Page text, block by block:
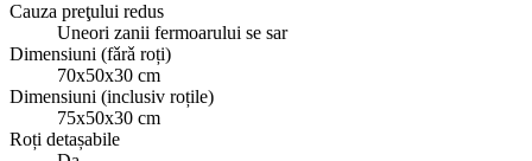
Cauza preţului redus
Uneori zanii fermoarului se sar
Dimensiuni (fǎrǎ roți)
70х50х30 cm
Dimensiuni (inclusiv roțile)
75х50х30 cm
Roți detașabile